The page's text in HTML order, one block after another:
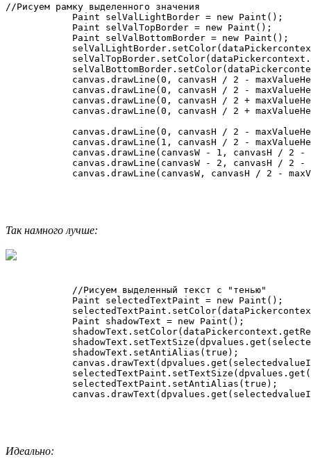
//Рисуем рамку выделенного значения
            Paint selValLightBorder = new Paint();
            Paint selValTopBorder = new Paint();
            Paint selValBottomBorder = new Paint();
canvas.drawLine(0, canvasH / 2 -
canvas.drawLine(0, canvasH / 2 -
canvas.drawLine(0, canvasH / 2 +
canvas.drawLine(0, canvasH / 2 +
canvas.drawLine(0, canvasH / 2 -
canvas.drawLine(1, canvasH / 2 -
canvas.drawLine(canvasW - 1, canvasH / 2
canvas.drawLine(canvasW - 2, canvasH / 2
Так намного лучше:
            //Рисуем выделенный текст с "тенью"
            Paint selectedTextPaint = new Paint();
            Paint shadowText = new Paint();
            shadowText.setAntiAlias(true);
            selectedTextPaint.setAntiAlias(true);
Идеально: